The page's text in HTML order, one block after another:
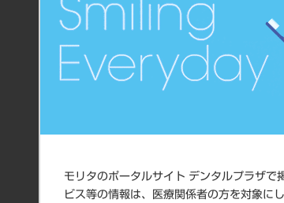
モリタのポータルサイト デンタルプラザで
ビス等の情報は、医療関係者の方を対象にし
品目コ
JAN/
標準価
メーカ